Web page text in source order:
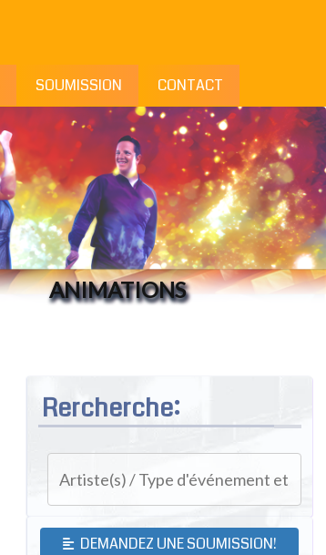
SOUMISSION CONTACT
ANIMATIONS
Rercherche:
DEMANDEZ UNE SOUMISSION!